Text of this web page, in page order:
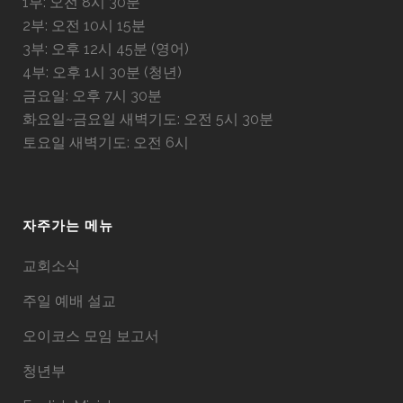
2부: 오전 10시 15분
3부: 오후 12시 45분 (영어)
4부: 오후 1시 30분 (청년)
금요일: 오후 7시 30분
화요일~금요일 새벽기도: 오전 5시 30분
토요일 새벽기도: 오전 6시
자주가는 메뉴
교회소식
주일 예배 설교
오이코스 모임 보고서
청년부